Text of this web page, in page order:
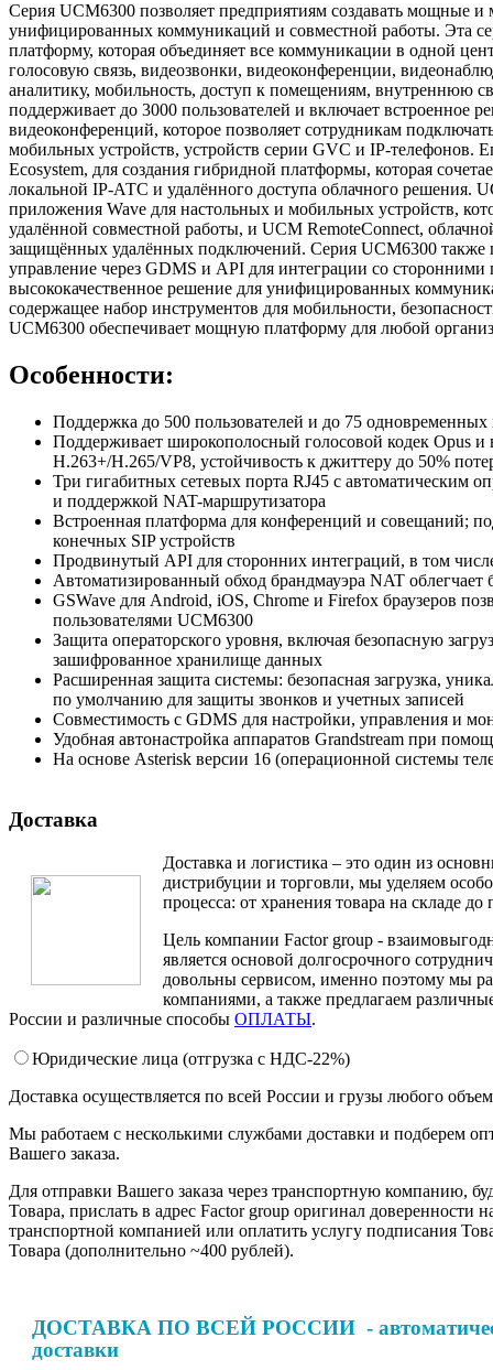
Серия UCM6300 позволяет предприятиям создавать мощные
унифицированных коммуникаций и совместной работы. Эта
платформу, которая объединяет все коммуникации в одной
голосовую связь, видеозвонки, видеоконференции,
аналитику, мобильность, доступ к помещениям, внутреннюю
поддерживает до 3000 пользователей и включает встроенное
видеоконференций, которое позволяет сотрудникам
мобильных устройств, устройств серии GVC и IP-телефонов.
Ecosystem, для создания гибридной платформы, которая
локальной IP-АТС и удалённого доступа облачного решения.
приложения Wave для настольных и мобильных устройств,
удалённой совместной работы, и UCM RemoteConnect,
защищённых удалённых подключений. Серия UCM6300 также
управление через GDMS и API для интеграции со
высококачественное решение для унифицированных
содержащее набор инструментов для мобильности,
UCM6300 обеспечивает мощную платформу для любой
Особенности:
Поддержка до 500 пользователей и до 75 одновременных
Поддерживает широкополосный голосовой кодек Opus и
H.263+/H.265/VP8, устойчивость к джиттеру до 50%
Три гигабитных сетевых порта RJ45 с автоматическим
и поддержкой NAT-маршрутизатора
Встроенная платформа для конференций и совещаний;
конечных SIP устройств
Продвинутый API для сторонних интеграций, в том
Автоматизированный обход брандмауэра NAT облегчает
GSWave для Android, iOS, Chrome и Firefox браузеров
пользователями UCM6300
Защита операторского уровня, включая безопасную
зашифрованное хранилище данных
Расширенная защита системы: безопасная загрузка,
по умолчанию для защиты звонков и учетных записей
Совместимость с GDMS для настройки, управления и
Удобная автонастройка аппаратов Grandstream при
На основе Asterisk версии 16 (операционной системы
Доставка
Доставка и логистика – это один из
дистрибуции и торговли, мы уделяем
процесса: от хранения товара на складе до
Цель компании Factor group -
является основой долгосрочного
довольны сервисом, именно поэтому мы
компаниями, а также предлагаем
России и различные способы ОПЛАТЫ.
Юридические лица (отгрузка c НДС-22%)
Доставка осуществляется по всей России и грузы любого
Мы работаем с несколькими службами доставки и подберем
Вашего заказа.
Для отправки Вашего заказа через транспортную компанию,
Товара, прислать в адрес Factor group оригинал доверенности
транспортной компанией или оплатить услугу подписания
Товара (дополнительно ~400 рублей).
ДОСТАВКА ПО ВСЕЙ РОССИИ -
доставки